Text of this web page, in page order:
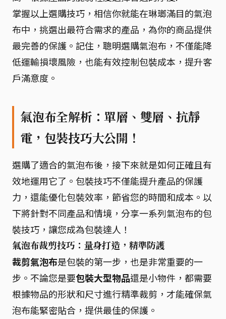
掌握以上選購技巧，相信你就能在琳瑯滿目的氣泡
布中，挑選出最符合需求的產品，為你的商品提供
最完善的保護。記住，聰明選購氣泡布，不僅能降
低運輸損壞風險，也能有效控制包裝成本，提升客
戶滿意度。
氣泡布全解析：單層、雙層、抗靜
電，包裝技巧大公開！
選購了適合的氣泡布後，接下來就是如何正確且有
效地運用它了。包裝技巧不僅能提升產品的保護
力，還能優化包裝效率，節省您的時間和成本。以
下將針對不同產品和情境，分享一系列氣泡布的包
裝技巧，讓您成為包裝達人！
氣泡布裁剪技巧：量身打造，精準防護
裁剪氣泡布是包裝的第一步，也是非常重要的一
步。不論您是要包裝大型物品還是小物件，都需要
根據物品的形狀和尺寸進行精準裁剪，才能確保氣
泡布能緊密貼合，提供最佳的保護。